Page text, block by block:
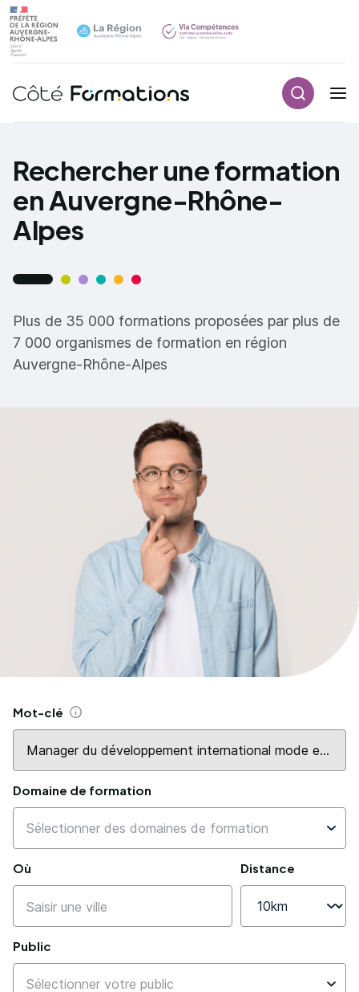
Navigation principale
Rechercher une formation
en Auvergne-Rhône-
Alpes
Plus de 35 000 formations proposées par plus de
7 000 organismes de formation en région
Auvergne-Rhône-Alpes
Mot-clé Aide
Domaine de formation
Où Distance
Public